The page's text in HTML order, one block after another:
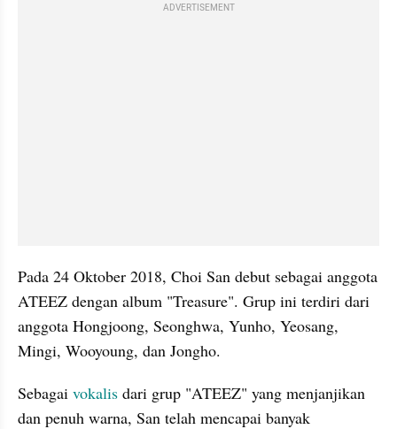
ADVERTISEMENT
Pada 24 Oktober 2018, Choi San debut sebagai anggota
ATEEZ dengan album "Treasure". Grup ini terdiri dari
anggota Hongjoong, Seonghwa, Yunho, Yeosang,
Mingi, Wooyoung, dan Jongho.
Sebagai vokalis dari grup "ATEEZ" yang menjanjikan
dan penuh warna, San telah mencapai banyak